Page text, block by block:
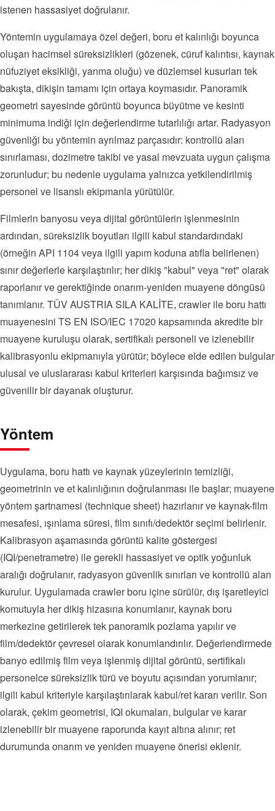
istenen hassasiyet doğrulanır.
Yöntemin uygulamaya özel değeri, boru et kalınlığı boyunca
oluşan hacimsel süreksizlikleri (gözenek, cüruf kalıntısı, kaynak
nüfuziyet eksikliği, yanma oluğu) ve düzlemsel kusurları tek
bakışta, dikişin tamamı için ortaya koymasıdır. Panoramik
geometri sayesinde görüntü boyunca büyütme ve kesinti
minimuma indiği için değerlendirme tutarlılığı artar. Radyasyon
güvenliği bu yöntemin ayrılmaz parçasıdır: kontrollü alan
sınırlaması, dozimetre takibi ve yasal mevzuata uygun çalışma
zorunludur; bu nedenle uygulama yalnızca yetkilendirilmiş
personel ve lisanslı ekipmanla yürütülür.
Filmlerin banyosu veya dijital görüntülerin işlenmesinin
ardından, süreksizlik boyutları ilgili kabul standardındaki
(örneğin API 1104 veya ilgili yapım koduna atıfla belirlenen)
sınır değerlerle karşılaştırılır; her dikiş "kabul" veya "ret" olarak
raporlanır ve gerektiğinde onarım-yeniden muayene döngüsü
tanımlanır. TÜV AUSTRIA SILA KALİTE, crawler ile boru hattı
muayenesini TS EN ISO/IEC 17020 kapsamında akredite bir
muayene kuruluşu olarak, sertifikalı personeli ve izlenebilir
kalibrasyonlu ekipmanıyla yürütür; böylece elde edilen bulgular
ulusal ve uluslararası kabul kriterleri karşısında bağımsız ve
güvenilir bir dayanak oluşturur.
Yöntem
Uygulama, boru hattı ve kaynak yüzeylerinin temizliği,
geometrinin ve et kalınlığının doğrulanması ile başlar; muayene
yöntem şartnamesi (technique sheet) hazırlanır ve kaynak-film
mesafesi, ışınlama süresi, film sınıfı/dedektör seçimi belirlenir.
Kalibrasyon aşamasında görüntü kalite göstergesi
(IQI/penetrametre) ile gerekli hassasiyet ve optik yoğunluk
aralığı doğrulanır, radyasyon güvenlik sınırları ve kontrollü alan
kurulur. Uygulamada crawler boru içine sürülür, dış işaretleyici
komutuyla her dikiş hizasına konumlanır, kaynak boru
merkezine getirilerek tek panoramik pozlama yapılır ve
film/dedektör çevresel olarak konumlandırılır. Değerlendirmede
banyo edilmiş film veya işlenmiş dijital görüntü, sertifikalı
personelce süreksizlik türü ve boyutu açısından yorumlanır;
ilgili kabul kriteriyle karşılaştırılarak kabul/ret kararı verilir. Son
olarak, çekim geometrisi, IQI okumaları, bulgular ve karar
izlenebilir bir muayene raporunda kayıt altına alınır; ret
durumunda onarım ve yeniden muayene önerisi eklenir.